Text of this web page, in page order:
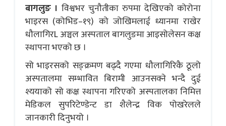
बागलुङ । विश्वभर चुनौतीका रुपमा देखिएको कोरोना
भाइरस (कोभिड–१९) को जोखिमलाई ध्यानमा राखेर
धौलागिरL अञ्चल अस्पताल बागलुङमा आइसोलेसन कक्ष
स्थापना भएको छ ।
सो भाइरसको सङ्क्रमण बढ्दै गएमा धौलागिरिकै ठूलो
अस्पतालमा सम्भावित बिरामी आउनसक्ने भन्दै दुई
श्ययाको सो कक्ष स्थापना गरिएको अस्पतालका निमित्त
मेडिकल सुपरिटेण्डेन्ट डा शैलेन्द्र विक पोखरेलले
जानकारी दिनुभयो ।